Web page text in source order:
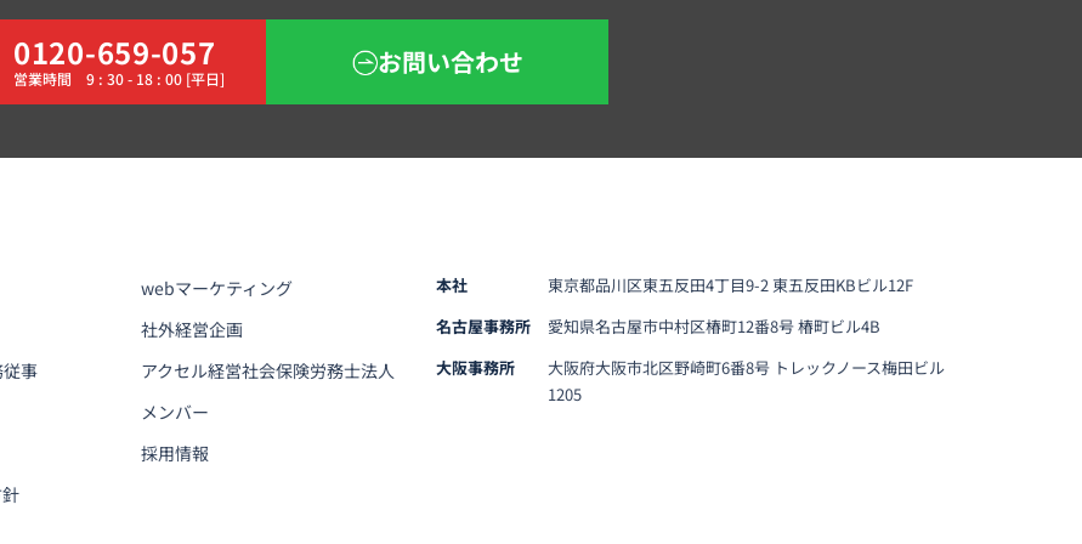
0120-659-057
営業時間 9 : 30 - 18 : 00 [平日] お問い合わせ
webマーケティング
社外経営企画
事
アクセル経営社会保険労務士法人
メンバー
採用情報
本社
東京都品川区東五反田4丁目9-2 東五反田KBビル12F
名古屋事務所
愛知県名古屋市中村区椿町12番8号 椿町ビル4B
大阪事務所
大阪府大阪市北区野崎町6番8号 トレックノース梅田ビル
1205